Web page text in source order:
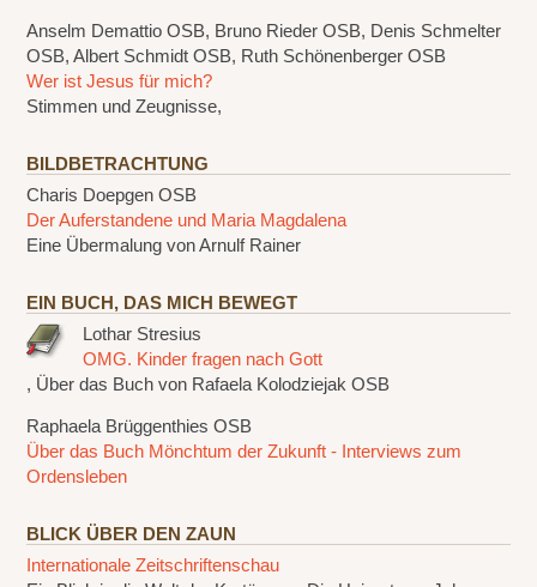
Anselm Demattio OSB, Bruno Rieder OSB, Denis Schmelter
OSB, Albert Schmidt OSB, Ruth Schönenberger OSB
Wer ist Jesus für mich?
Stimmen und Zeugnisse,
BILDBETRACHTUNG
Charis Doepgen OSB
Der Auferstandene und Maria Magdalena
Eine Übermalung von Arnulf Rainer
EIN BUCH, DAS MICH BEWEGT
Lothar Stresius
OMG. Kinder fragen nach Gott
, Über das Buch von Rafaela Kolodziejak OSB
Raphaela Brüggenthies OSB
Über das Buch Mönchtum der Zukunft - Interviews zum
Ordensleben
BLICK ÜBER DEN ZAUN
Internationale Zeitschriftenschau